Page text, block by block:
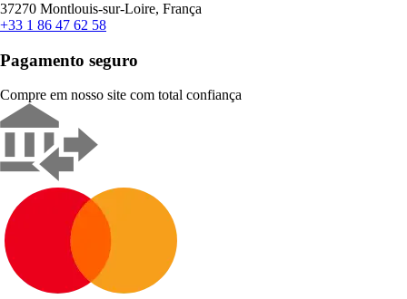
37270 Montlouis-sur-Loire, França
+33 1 86 47 62 58
Pagamento seguro
Compre em nosso site com total confiança